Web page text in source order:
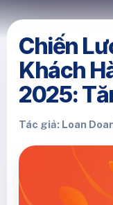
Chiến
Khách
2025:
Tác giả: Loan